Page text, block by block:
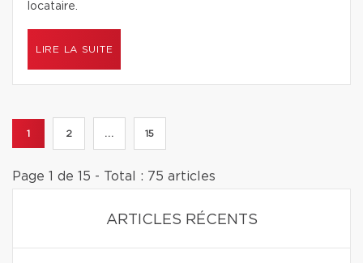
locataire.
LIRE LA SUITE
1 2 ... 15
Page 1 de 15 - Total : 75 articles
ARTICLES RÉCENTS